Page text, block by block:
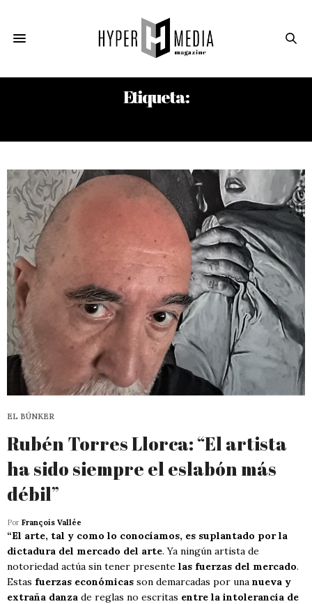
Etiqueta:
EL BÚNKER
Rubén Torres Llorca: “El artista
ha sido siempre el eslabón más
débil”
Por François Vallée
“El arte, tal y como lo conocíamos, es suplantado por la
dictadura del mercado del arte. Ya ningún artista de
notoriedad actúa sin tener presente las fuerzas del mercado.
Estas fuerzas económicas son demarcadas por una nueva y
extraña danza de reglas no escritas entre la intolerancia de